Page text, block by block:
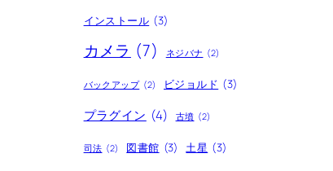
インストール (3)
カメラ (7) ネジバナ (2)
バックアップ (2) ビジョルド (3)
プラグイン (4) 古墳 (2)
司法 (2) 図書館 (3) 土星 (3)